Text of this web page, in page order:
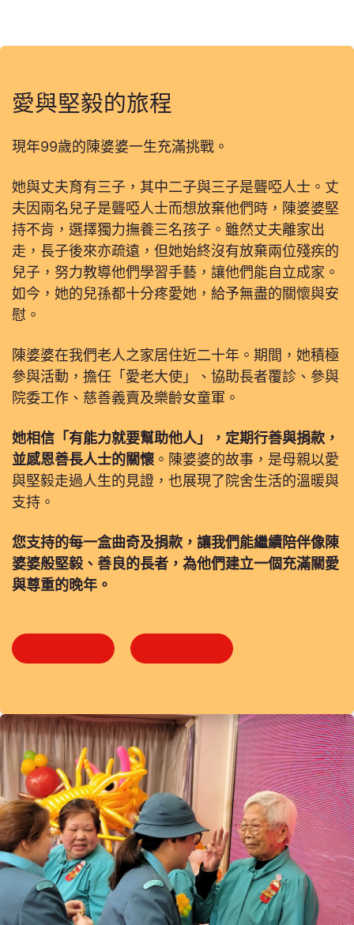
愛與堅毅的旅程
現年99歲的陳婆婆一生充滿挑戰。
她與丈夫育有三子，其中二子與三子是聾啞人士。丈
夫因兩名兒子是聾啞人士而想放棄他們時，陳婆婆堅
持不肯，選擇獨力撫養三名孩子。雖然丈夫離家出
走，長子後來亦疏遠，但她始終沒有放棄兩位殘疾的
兒子，努力教導他們學習手藝，讓他們能自立成家。
如今，她的兒孫都十分疼愛她，給予無盡的關懷與安
慰。
陳婆婆在我們老人之家居住近二十年。期間，她積極
參與活動，擔任「愛老大使」、協助長者覆診、參與
院委工作、慈善義賣及樂齡女童軍。
她相信「有能力就要幫助他人」，定期行善與捐款，
並感恩善長人士的關懷 。陳婆婆的故事，是母親以愛
與堅毅走過人生的見證，也展現了院舍生活的溫暖與
支持。
您支持的每一盒曲奇及捐款，讓我們能繼續陪伴像陳
婆婆般堅毅、善良的長者，為他們建立一個充滿關愛
與尊重的晚年。